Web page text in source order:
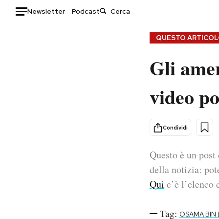
Newsletter Podcast
Storie/Idee
Ok Boomer!
Altrecose
QUESTO
Gli
video
Condividi
Questo è un
della notizia:
Qui c’è
Tag: OSAMA BIN